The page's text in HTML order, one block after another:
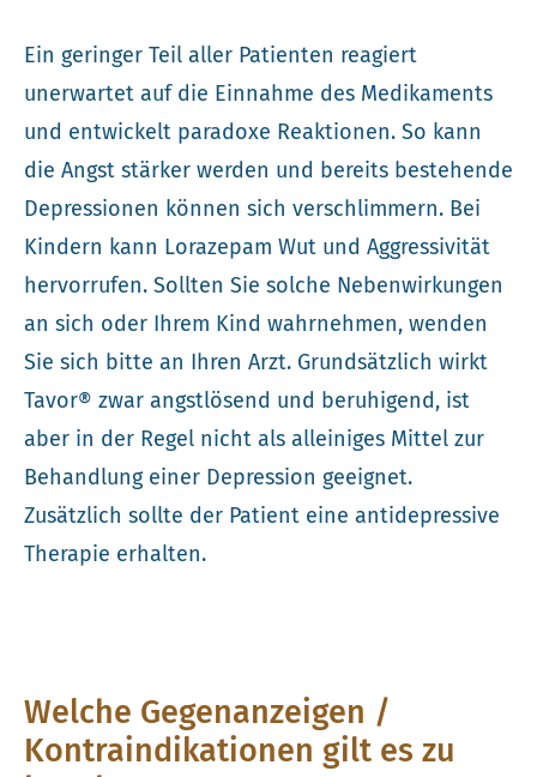
Ein geringer Teil aller Patienten reagiert
unerwartet auf die Einnahme des Medikaments
und entwickelt paradoxe Reaktionen. So kann
die Angst stärker werden und bereits bestehende
Depressionen können sich verschlimmern. Bei
Kindern kann Lorazepam Wut und Aggressivität
hervorrufen. Sollten Sie solche Nebenwirkungen
an sich oder Ihrem Kind wahrnehmen, wenden
Sie sich bitte an Ihren Arzt. Grundsätzlich wirkt
Tavor® zwar angstlösend und beruhigend, ist
aber in der Regel nicht als alleiniges Mittel zur
Behandlung einer Depression geeignet.
Zusätzlich sollte der Patient eine antidepressive
Therapie erhalten.
Welche Gegenanzeigen /
Kontraindikationen gilt es zu